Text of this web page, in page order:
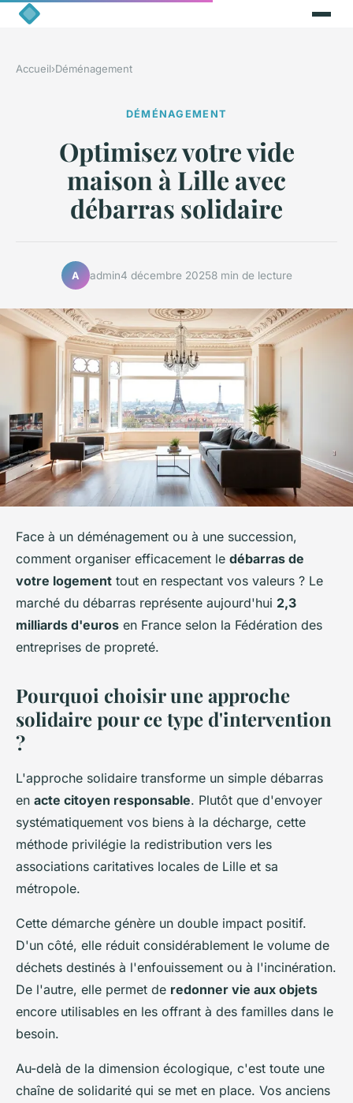
Accueil›Déménagement
DÉMÉNAGEMENT
Optimisez votre vide
maison à Lille avec
débarras solidaire
A admin4 décembre 20258 min de lecture
Face à un déménagement ou à une succession,
comment organiser efficacement le débarras de
votre logement tout en respectant vos valeurs ? Le
marché du débarras représente aujourd'hui 2,3
milliards d'euros en France selon la Fédération des
entreprises de propreté.
Pourquoi choisir une approche
solidaire pour ce type d'intervention
?
L'approche solidaire transforme un simple débarras
en acte citoyen responsable. Plutôt que d'envoyer
systématiquement vos biens à la décharge, cette
méthode privilégie la redistribution vers les
associations caritatives locales de Lille et sa
métropole.
Cette démarche génère un double impact positif.
D'un côté, elle réduit considérablement le volume de
déchets destinés à l'enfouissement ou à l'incinération.
De l'autre, elle permet de redonner vie aux objets
encore utilisables en les offrant à des familles dans le
besoin.
Au-delà de la dimension écologique, c'est toute une
chaîne de solidarité qui se met en place. Vos anciens